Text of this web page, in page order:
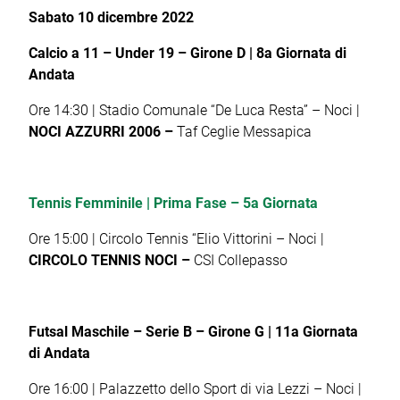
Sabato 10 dicembre 2022
Calcio a 11 – Under 19 – Girone D | 8a Giornata di
Andata
Ore 14:30 | Stadio Comunale “De Luca Resta” – Noci |
NOCI AZZURRI 2006 – Taf Ceglie Messapica
Tennis Femminile | Prima Fase – 5a Giornata
Ore 15:00 | Circolo Tennis “Elio Vittorini – Noci |
CIRCOLO TENNIS NOCI – CSI Collepasso
Futsal Maschile – Serie B – Girone G | 11a Giornata
di Andata
Ore 16:00 | Palazzetto dello Sport di via Lezzi – Noci |